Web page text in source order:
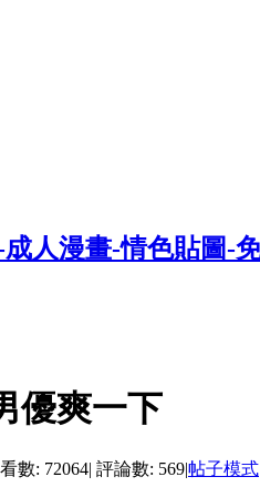
優爽一下
數: 72064| 評論數: 569|帖子模式